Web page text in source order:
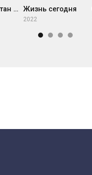
Мехмед: Султан Завоевателей 2 сезон Жизнь сегодня
2022